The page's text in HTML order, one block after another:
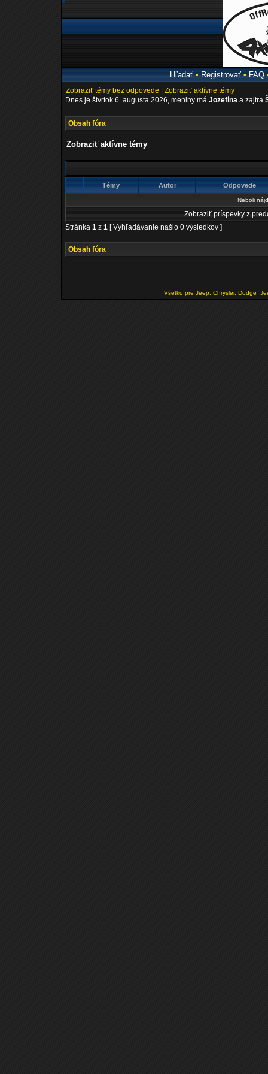
Hľadať• Registrovať• FAQ
Zobraziť témy bez odpovede
Zobraziť aktívne témy
Dnes je štvrtok 6. augusta 2026, meniny má Jozefína a zajtra
Obsah fóra
Zobraziť aktívne témy
Témy Autor Odpovede
Neboli
Zobraziť príspevky z
Stránka 1 z 1 [ Vyhľadávanie našlo 0 výsledkov ]
Obsah fóra
Všetko pre Jeep, Chrysler, Dodge